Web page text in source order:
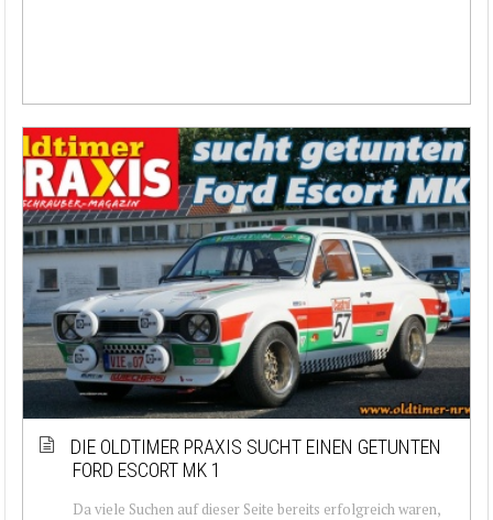
DIE OLDTIMER PRAXIS SUCHT EINEN GETUNTEN
FORD ESCORT MK 1
Da viele Suchen auf dieser Seite bereits erfolgreich waren,